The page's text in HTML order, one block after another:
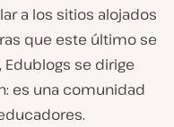
a los sitios alojados
que este último se
se dirige
es una comunidad